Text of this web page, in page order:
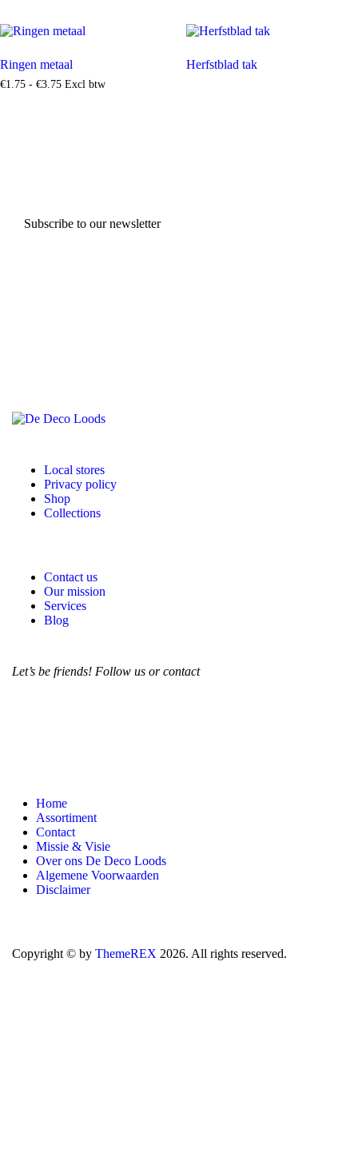
Ringen metaal
€1 75 - €3 75 Excl btw
Herfstblad tak
Subscribe to our newsletter
Local stores
Privacy policy
Shop
Collections
Contact us
Our mission
Services
Blog
Let’s be friends! Follow us or contact
Home
Assortiment
Contact
Missie & Visie
Over ons De Deco Loods
Algemene Voorwaarden
Disclaimer
Copyright © by ThemeREX 2026. All rights reserved.